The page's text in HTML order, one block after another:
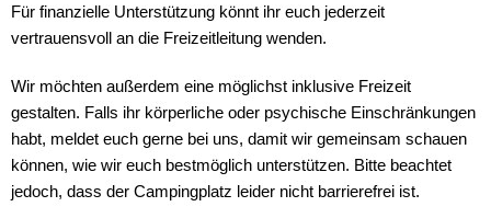
Für finanzielle Unterstützung könnt ihr euch jederzeit
vertrauensvoll an die Freizeitleitung wenden.
Wir möchten außerdem eine möglichst inklusive Freizeit
gestalten. Falls ihr körperliche oder psychische Einschränkungen
habt, meldet euch gerne bei uns, damit wir gemeinsam schauen
können, wie wir euch bestmöglich unterstützen. Bitte beachtet
jedoch, dass der Campingplatz leider nicht barrierefrei ist.